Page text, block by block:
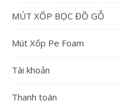
MÚT XỐP BỌC ĐỒ GỖ
Mút Xốp Pe Foam
Tài khoản
Thanh toán